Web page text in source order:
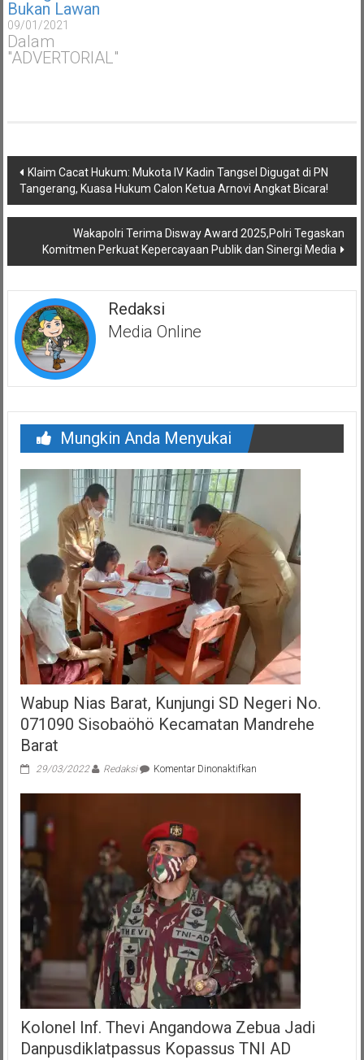
Bukan Lawan
09/01/2021
Dalam
"ADVERTORIAL"
Navigasi
pos
Klaim Cacat Hukum: Mukota IV Kadin Tangsel Digugat di PN
Tangerang, Kuasa Hukum Calon Ketua Arnovi Angkat Bicara!
Wakapolri Terima Disway Award 2025,Polri Tegaskan
Komitmen Perkuat Kepercayaan Publik dan Sinergi Media
Redaksi
Media Online
Mungkin Anda Menyukai
Wabup Nias Barat, Kunjungi SD Negeri No.
071090 Sisobaöhö Kecamatan Mandrehe
Barat
29/03/2022 Redaksi Komentar Dinonaktifkanpada
Negeri
No.
071090
Sisobaöhö
Kecamatan
Mandrehe
Barat
Kolonel Inf. Thevi Angandowa Zebua Jadi
Danpusdiklatpassus Kopassus TNI AD